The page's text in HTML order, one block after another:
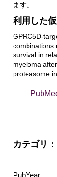
ます。
利用した
GPRC5D-
combinations
survival in
myeloma
proteasome
カテゴリ：
PubYear